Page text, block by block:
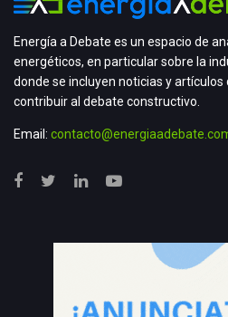
Energía a Debate es un espacio de
energéticos, en particular sobre la
donde se incluyen noticias y
contribuir al debate constructivo.
Email: